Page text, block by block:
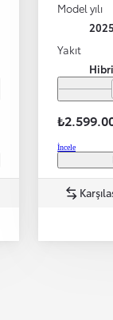
Model yılı
2025
Yakıt
İncele